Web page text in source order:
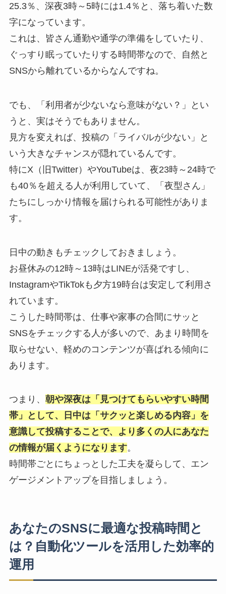
25.3％、深夜3時～5時には1.4％と、落ち着いた数
字になっています。
これは、皆さん通勤や通学の準備をしていたり、
ぐっすり眠っていたりする時間帯なので、自然と
SNSから離れているからなんですね。
でも、「利用者が少ないなら意味がない？」とい
うと、実はそうでもありません。
見方を変えれば、投稿の「ライバルが少ない」と
いう大きなチャンスが隠れているんです。
特にX（旧Twitter）やYouTubeは、夜23時～24時で
も40％を超える人が利用していて、「夜型さん」
たちにしっかり情報を届けられる可能性がありま
す。
日中の動きもチェックしておきましょう。
お昼休みの12時～13時はLINEが活発ですし、
InstagramやTikTokも夕方19時台は安定して利用さ
れています。
こうした時間帯は、仕事や家事の合間にサッと
SNSをチェックする人が多いので、あまり時間を
取らせない、軽めのコンテンツが喜ばれる傾向に
あります。
つまり、 朝や深夜は「見つけてもらいやすい時間
帯」として、日中は「サクッと楽しめる内容」を
意識して投稿することで、より多くの人にあなた
の情報が届くようになります。
時間帯ごとにちょっとした工夫を凝らして、エン
ゲージメントアップを目指しましょう。
あなたのSNSに最適な投稿時間と
は？自動化ツールを活用した効率的
運用